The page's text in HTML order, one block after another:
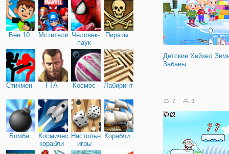
Бен 10 Мстители Человек-
паук
Пираты
Стикмен ГТА Космос Лабиринты
Бомба
Космические
корабли
Настольные
игры
Корабли
Детские Хейзел
Забавы
7 1